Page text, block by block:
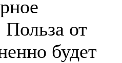
от
будет